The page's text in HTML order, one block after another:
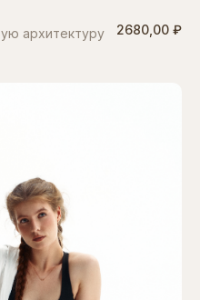
архитектуру
2680,00 ₽